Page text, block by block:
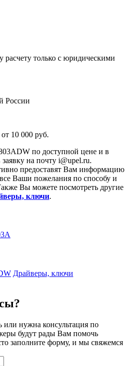
расчету только с юридическими
России
10 000 руб.
по доступной цене и в
на почту i@upel.ru.
предоставят Вам информацию
Ваши пожелания по способу и
Вы можете посмотреть другие
ключи.
Драйверы, ключи
нужна консультация по
будут рады Вам помочь
заполните форму, и мы свяжемся